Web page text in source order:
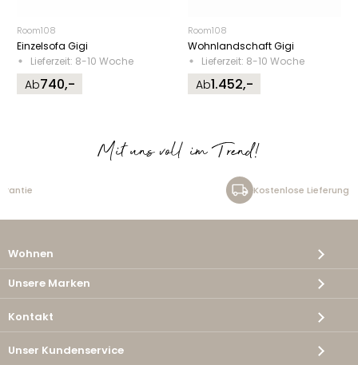
Room108
Einzelsofa Gigi
Lieferzeit: 8-10 Woche
Ab740,-
Room108
Wohnlandschaft Gigi
Lieferzeit: 8-10 Woche
Ab1.452,-
Mit uns voll im Trend!
Kostenlose Lieferung
Wohnen
Unsere Marken
Kontakt
Unser Kundenservice